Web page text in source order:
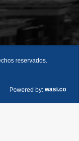
reservados.
Powered by: wasi.co